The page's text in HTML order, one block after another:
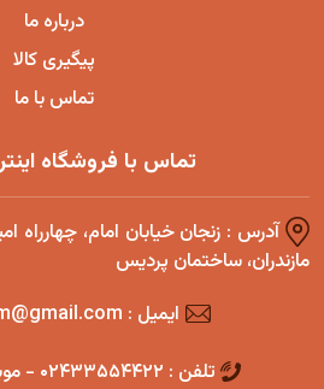
درباره ما
پیگیری کالا
تماس با ما
تماس با فروشگاه
آدرس : زنجان خیابان امام، چهارراه
مازندران، ساختمان پردیس
ایمیل : afarinehcom@gmail.com
تلفن : ۰۲۴۳۳۵۵۴۴۲۲ - موبایل: ۰۹۰۱۱۴۱۳۱۳۱